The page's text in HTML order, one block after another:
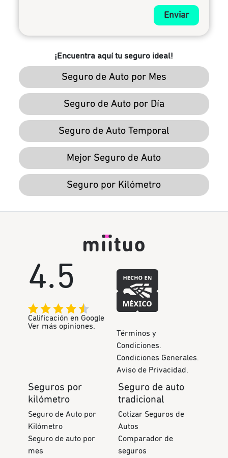
Enviar
¡Encuentra aquí tu seguro ideal!
Seguro de Auto por Mes
Seguro de Auto por Día
Seguro de Auto Temporal
Mejor Seguro de Auto
Seguro por Kilómetro
4.5
Calificación en Google
Ver más opiniones.
Términos y
Condiciones.
Condiciones Generales.
Aviso de Privacidad.
Seguros por
kilómetro
Seguro de Auto por
Kilómetro
Seguro de auto por
mes
Seguro de auto
tradicional
Cotizar Seguros de
Autos
Comparador de
seguros